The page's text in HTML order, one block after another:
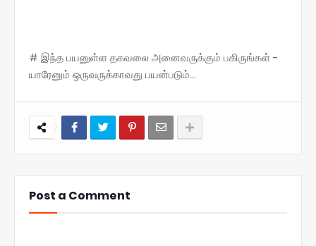
# இந்த பயனுள்ள தகவலை அனைவருக்கும் பகிருங்கள் -
யாரேனும் ஒருவருக்காவது பயன்படும்...
Post a Comment